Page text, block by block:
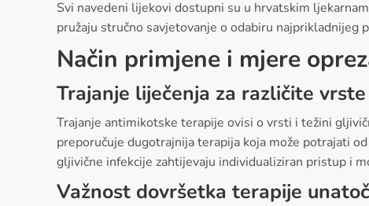
Svi navedeni lijekovi dostupni su u hrvatskim
pružaju stručno savjetovanje o odabiru najprikladnijeg
Način primjene i mjere
Trajanje liječenja za različite
Trajanje antimikotske terapije ovisi o vrsti i težini
preporučuje dugotrajnija terapija koja može potrajati
gljivične infekcije zahtijevaju individualiziran pristup i
Važnost dovršetka terapije